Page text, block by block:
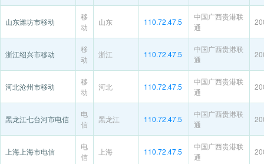
山东潍坊市移动
移
动
山东 110.72.47.5
中国广西贵港联
通
浙江绍兴市移动
移
动
浙江 110.72.47.5
中国广西贵港联
通
河北沧州市移动
移
动
河北 110.72.47.5
中国广西贵港联
通
黑龙江七台河市电信
电
信
黑龙江 110.72.47.5
中国广西贵港联
通
上海上海市电信
电
信
上海 110.72.47.5
中国广西贵港联
通